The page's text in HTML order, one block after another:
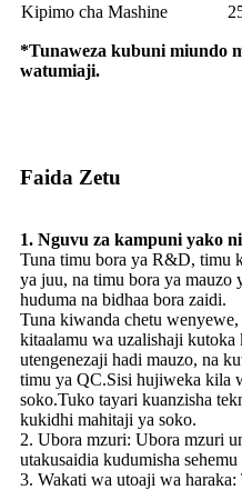
Kipimo cha Mashine
*Tunaweza kubuni miundo
watumiaji.
Faida Zetu
1. Nguvu za kampuni yako
Tuna timu bora ya R&D, timu
ya juu, na timu bora ya mauzo
huduma na bidhaa bora zaidi.
Tuna kiwanda chetu
kitaalamu wa uzalishaji
utengenezaji hadi mauzo, na
timu ya QC.Sisi hujiweka kila
soko.Tuko tayari kuanzisha
kukidhi mahitaji ya soko.
2. Ubora mzuri: Ubora mzuri
utakusaidia kudumisha
3. Wakati wa utoaji wa haraka: